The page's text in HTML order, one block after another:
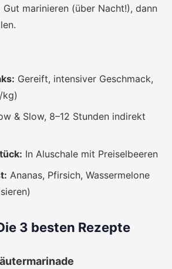
Gut marinieren (über Nacht!), dann
Gereift, intensiver Geschmack,
& Slow, 8–12 Stunden indirekt
In Aluschale mit Preiselbeeren
Ananas, Pfirsich, Wassermelone
3 besten Rezepte